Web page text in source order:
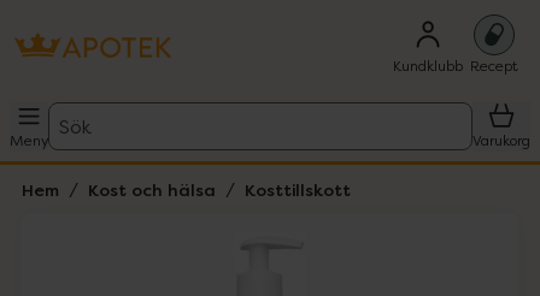
Kundklubb Recept
Meny
Sök
Varukorg
Hem Kost och hälsa Kosttillskott